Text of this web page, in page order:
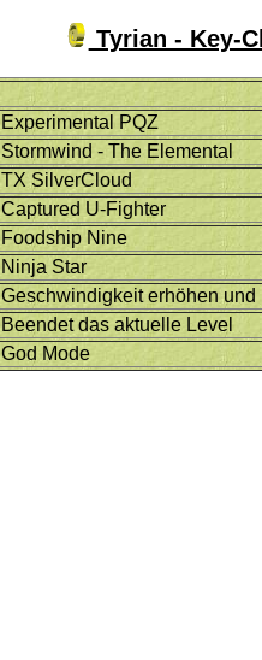
Tyrian - Key-
Experimental PQZ
Stormwind - The Elemental
TX SilverCloud
Captured U-Fighter
Foodship Nine
Ninja Star
Geschwindigkeit erhöhen
Beendet das aktuelle Level
God Mode